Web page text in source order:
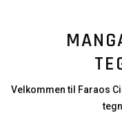
Velkommen til Faraos